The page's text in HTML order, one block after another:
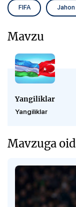
FIFA
Mavzu
Yangiliklar
Yangiliklar
Mavzuga